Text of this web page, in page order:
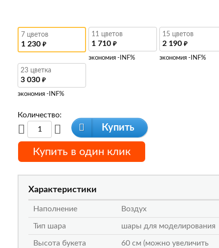
7 цветов
1 230 ₽
11 цветов
1 710 ₽
экономия -INF%
15 цветов
2 190 ₽
экономия -INF%
23 цветка
3 030 ₽
экономия -INF%
Количество:
Купить
Купить в один клик
Характеристики
Наполнение Воздух
Тип шара шары для моделирования
Высота букета
60 см (можно увеличить